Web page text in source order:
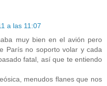
a las 11:07
muy bien en el avión pero
París no soporto volar y cada
fatal, así que te entiendo
menudos flanes que nos